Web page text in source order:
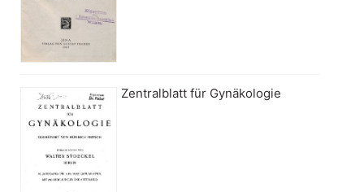
Zentralblatt für Gynäkologie